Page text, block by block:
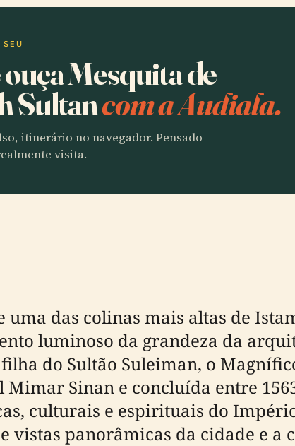
Mesquita de
Sultancom a Audiala.
itinerário no navegador. Pensado
visita.
uma das colinas mais altas de
luminoso da grandeza da
do Sultão Suleiman, o
Sinan e concluída entre
culturais e espirituais do
vistas panorâmicas da cidade e